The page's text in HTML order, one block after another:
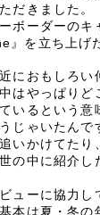
だきました。
ボーダーのキ
を立ち上げ
におもしろ
はやっぱり
いるという意
じゃいたんで
いかけてたり
の中に紹介し
ューに協力
本は夏・冬